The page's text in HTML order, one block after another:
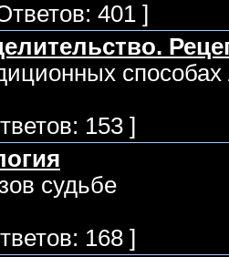
401 ]
способах
153 ]
судьбе
168 ]